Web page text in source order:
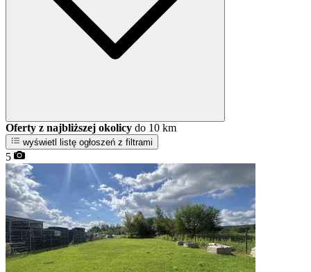
Oferty z najbliższej okolicy do 10 km
wyświetl listę ogłoszeń z filtrami
5